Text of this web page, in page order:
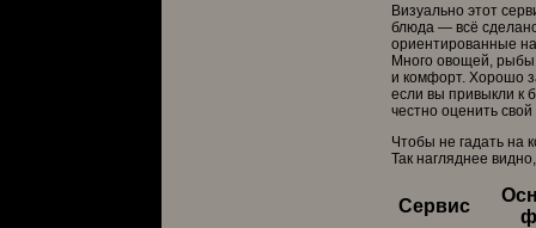
Визуально этот
блюда — всё сделано
ориентированные
Много овощей, рыбы,
и комфорт. Хорошо
если вы привыкли к
честно оценить
Чтобы не гадать на
Так нагляднее
Сервис